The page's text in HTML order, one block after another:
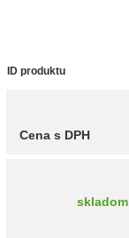
ID produktu
Cena s DPH
skladom